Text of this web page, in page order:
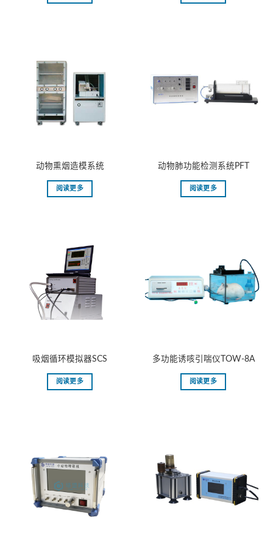
动物熏烟造模系统
阅读更多
动物肺功能检测系统PFT
阅读更多
吸烟循环模拟器SCS
阅读更多
多功能诱咳引喘仪TOW-8A
阅读更多